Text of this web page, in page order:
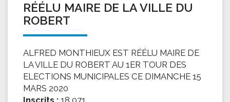
RÉÉLU MAIRE DE LA VILLE DU
ROBERT
ALFRED MONTHIEUX EST RÉÉLU MAIRE DE
LA VILLE DU ROBERT AU 1ER TOUR DES
ELECTIONS MUNICIPALES CE DIMANCHE 15
MARS 2020
Inscrits : 18 071